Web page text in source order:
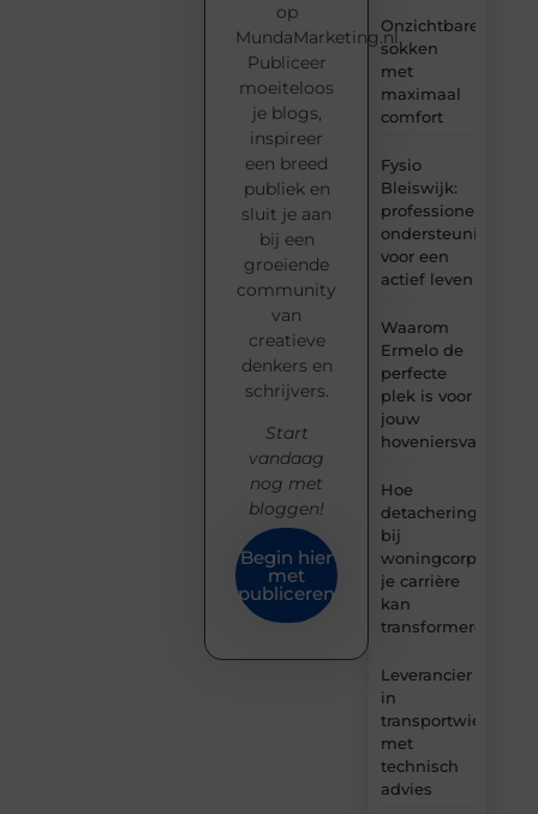
Onzichtbare
sokken
met
maximaal
comfort
Fysio
Bleiswijk:
professionele
ondersteuning
voor een
actief leven
Waarom
Ermelo de
perfecte
plek is voor
jouw
Hoe
detachering
bij
woningcorporaties
je carrière
kan
transformeren
Leverancier
in
transportwielen
met
technisch
advies
op
MundaMarketing.nl.
Publiceer
moeiteloos
je blogs,
inspireer
een breed
publiek en
sluit je aan
bij een
groeiende
community
van
creatieve
denkers en
schrijvers.
Start
vandaag
nog met
bloggen!
Begin hier
met
publiceren